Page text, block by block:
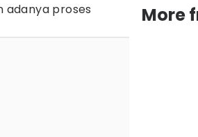
adanya proses
More